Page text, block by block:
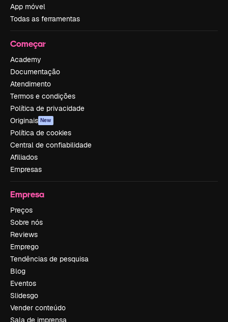
App móvel
Todas as ferramentas
Começar
Academy
Documentação
Atendimento
Termos e condições
Política de privacidade
Originais New
Política de cookies
Central de confiabilidade
Afiliados
Empresas
Empresa
Preços
Sobre nós
Reviews
Emprego
Tendências de pesquisa
Blog
Eventos
Slidesgo
Vender conteúdo
Sala de imprensa